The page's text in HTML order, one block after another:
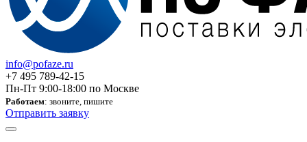
info@pofaze.ru
+7 495 789-42-15
Пн-Пт 9:00-18:00 по Москве
Работаем: звоните, пишите
Отправить заявку